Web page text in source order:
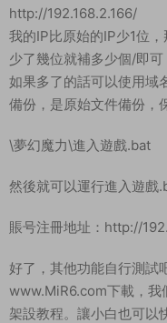
http://192.168.2.166/
我的IP比原始的IP少1位
少了幾位就補多少個/即可
如果多了的話可以使用域
備份，是原始文件備份，
\夢幻魔力\進入遊戲.bat
然後就可以運行進入遊戲
賬号注冊地址：http://
好了，其他功能自行測試
www.MiR6.com下載，我
架設教程。讓小白也可以